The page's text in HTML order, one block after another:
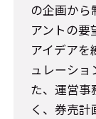
の企画から
アントの要
アイデアを
ュレーショ
た、運営事
く、券売